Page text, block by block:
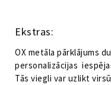
Users
daudzums
Ekstras:
OX metāla pārklājums
personalizācijas
Tās viegli var uzlikt